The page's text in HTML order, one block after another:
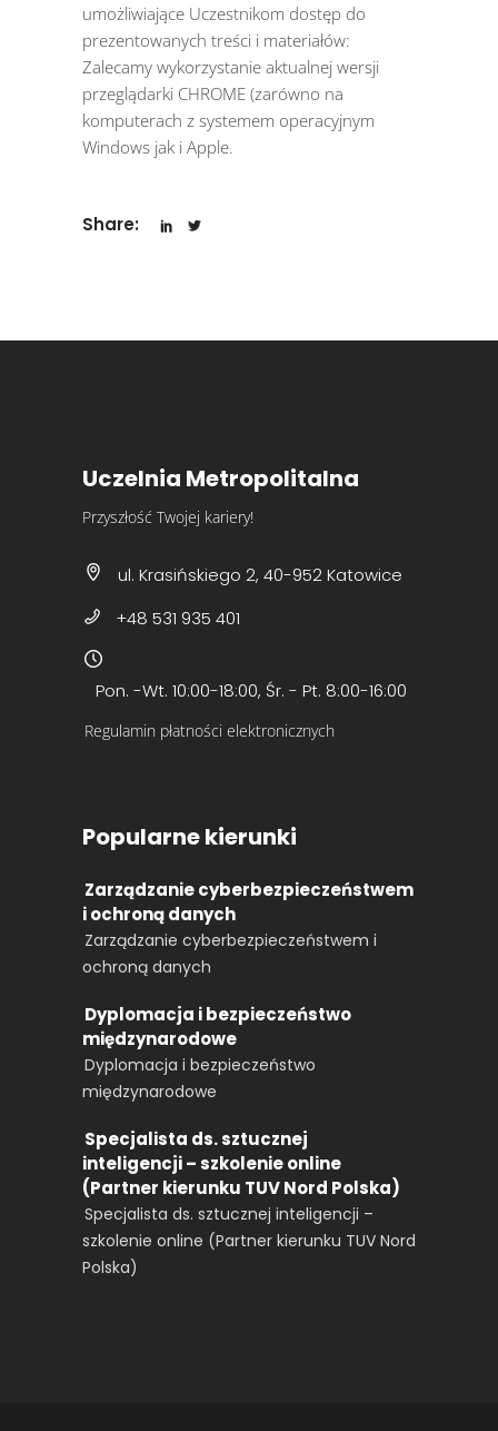
umożliwiające Uczestnikom dostęp do
prezentowanych treści i materiałów:
Zalecamy wykorzystanie aktualnej wersji
przeglądarki CHROME (zarówno na
komputerach z systemem operacyjnym
Windows jak i Apple.
Share:
Uczelnia Metropolitalna
Przyszłość Twojej kariery!
ul. Krasińskiego 2, 40-952 Katowice
+48 531 935 401
Pon. -Wt. 10:00-18:00, Śr. - Pt. 8:00-16:00
Regulamin płatności elektronicznych
Popularne kierunki
Zarządzanie cyberbezpieczeństwem
i ochroną danych
Zarządzanie cyberbezpieczeństwem i
ochroną danych
Dyplomacja i bezpieczeństwo
międzynarodowe
Dyplomacja i bezpieczeństwo
międzynarodowe
Specjalista ds. sztucznej
inteligencji – szkolenie online
(Partner kierunku TUV Nord Polska)
Specjalista ds. sztucznej inteligencji –
szkolenie online (Partner kierunku TUV Nord
Polska)